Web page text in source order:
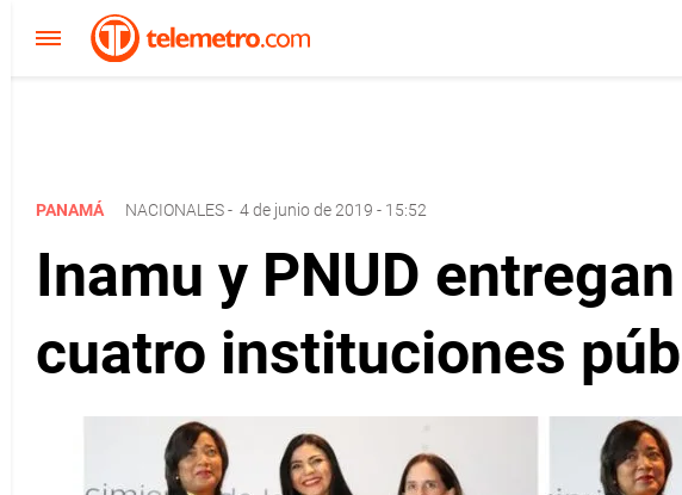
PANAMÁ NACIONALES- 4 de junio de 2019 - 15:52
Inamu y PNUD
cuatro instituciones